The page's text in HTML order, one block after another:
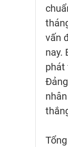
vấn
nay.
phát